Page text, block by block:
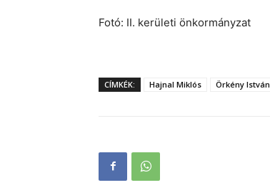
Fotó: II. kerületi önkormányzat
CÍMKÉK: Hajnal Miklós Örkény István